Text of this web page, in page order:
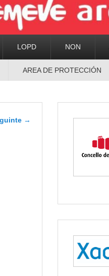
LOPD NON
AREA DE PROTECCIÓN
→